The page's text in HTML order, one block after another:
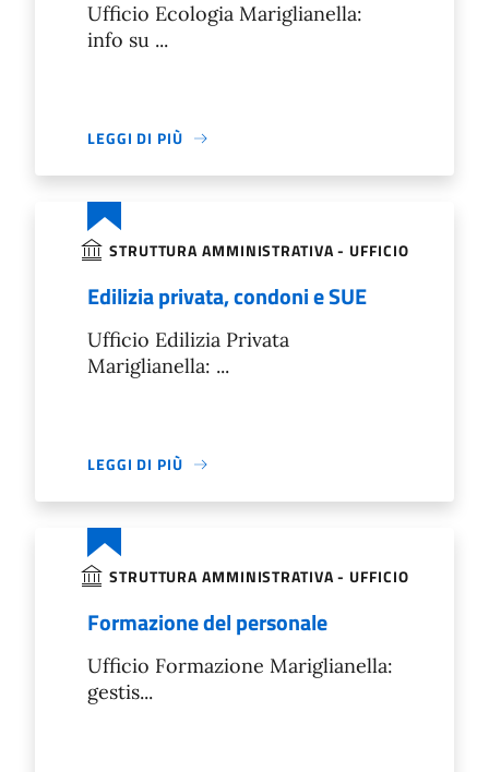
Ufficio Ecologia Mariglianella:
info su ...
LEGGI DI PIÙ
STRUTTURA AMMINISTRATIVA - UFFICIO
Edilizia privata, condoni e SUE
Ufficio Edilizia Privata
Mariglianella: ...
LEGGI DI PIÙ
STRUTTURA AMMINISTRATIVA - UFFICIO
Formazione del personale
Ufficio Formazione Mariglianella:
gestis...